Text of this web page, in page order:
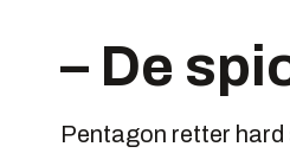
– De
Pentagon retter hard